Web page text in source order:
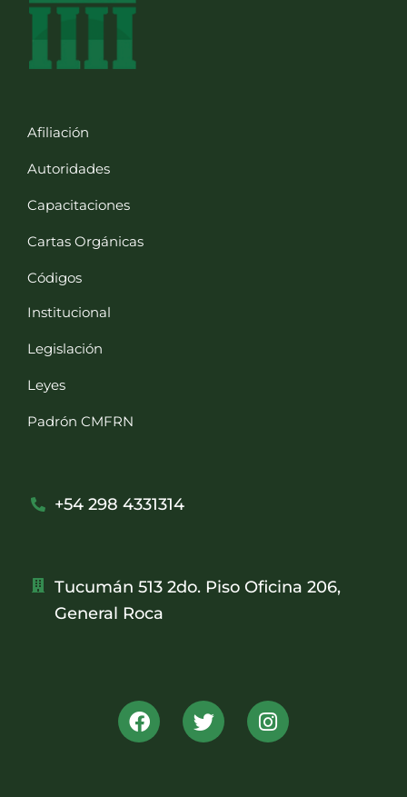
Afiliación
Autoridades
Capacitaciones
Cartas Orgánicas
Códigos
Institucional
Legislación
Leyes
Padrón CMFRN
+54 298 4331314
Tucumán 513 2do. Piso Oficina 206,
General Roca